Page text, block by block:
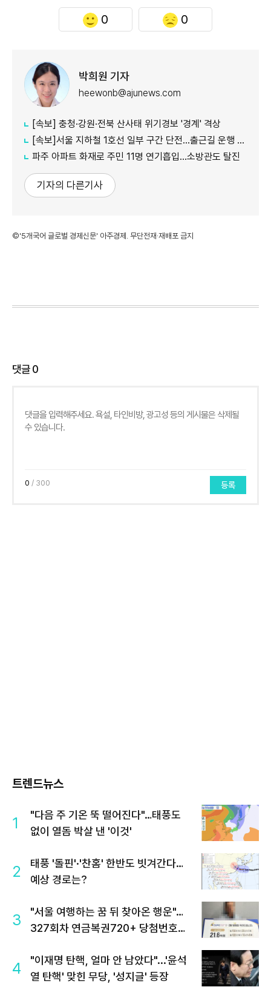
0 0
박희원 기자
heewonb@ajunews.com
[속보] 충청·강원·전북 산사태 위기경보 '경계' 격상
[속보]서울 지하철 1호선 일부 구간 단전…출근길 운행 지연
파주 아파트 화재로 주민 11명 연기흡입…소방관도 탈진
기자의 다른기사
©'5개국어 글로벌 경제신문' 아주경제. 무단전재·재배포 금지
댓글0
0 / 300 등록
트렌드뉴스
1
"다음 주 기온 뚝 떨어진다"…태풍도
없이 열돔 박살 낸 '이것'
2
태풍 '돌핀'·'찬홈' 한반도 빗겨간다…
예상 경로는?
3
"서울 여행하는 꿈 뒤 찾아온 행운"…
327회차 연금복권720+ 당첨번호조
4
"이재명 탄핵, 얼마 안 남았다"...'윤석
열 탄핵' 맞힌 무당, '성지글' 등장